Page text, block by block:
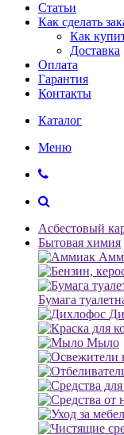
Статьи
Как сделать
Как
Доставка
Оплата
Гарантия
Контакты
Каталог
Меню
Асбестовый
Бытовая химия
Бумага
Мыло